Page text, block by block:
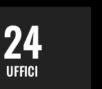
24
UFFICI